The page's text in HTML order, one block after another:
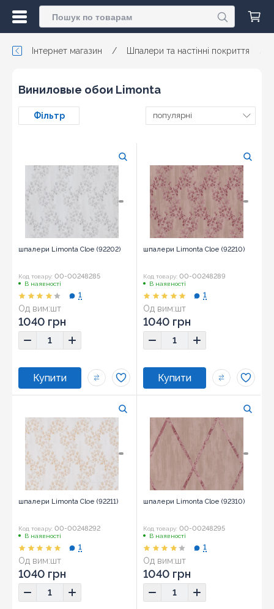
Інтернет магазин / Шпалери та настінні покриття
Виниловые обои Limonta
Фільтр популярні
шпалери Limonta Cloe (92202)
Код товару: 00-00248285
В наявності
Од вим:шт
1
1040 грн
шпалери Limonta Cloe (92210)
Код товару: 00-00248289
В наявності
Од вим:шт
1
1040 грн
шпалери Limonta Cloe (92211)
Код товару: 00-00248292
В наявності
Од вим:шт
1
1040 грн
шпалери Limonta Cloe (92310)
Код товару: 00-00248295
В наявності
Од вим:шт
1
1040 грн